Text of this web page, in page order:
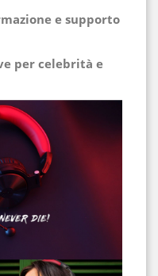
e supporto
per celebrità e